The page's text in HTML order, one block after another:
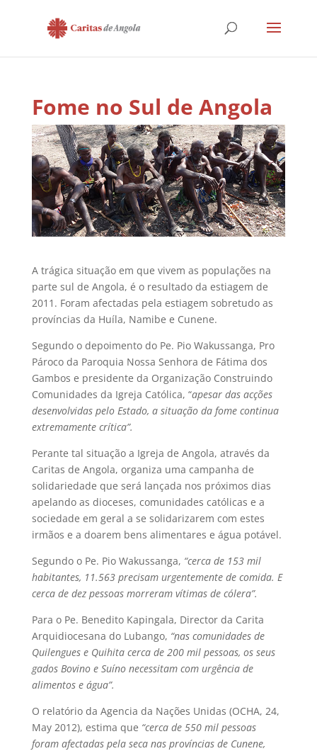
Fome no Sul de Angola
A trágica situação em que vivem as populações na
parte sul de Angola, é o resultado da estiagem de
2011. Foram afectadas pela estiagem sobretudo as
províncias da Huíla, Namibe e Cunene.
Segundo o depoimento do Pe. Pio Wakussanga, Pro
Pároco da Paroquia Nossa Senhora de Fátima dos
Gambos e presidente da Organização Construindo
Comunidades da Igreja Católica, “apesar das acções
desenvolvidas pelo Estado, a situação da fome continua
extremamente crítica”.
Perante tal situação a Igreja de Angola, através da
Caritas de Angola, organiza uma campanha de
solidariedade que será lançada nos próximos dias
apelando as dioceses, comunidades católicas e a
sociedade em geral a se solidarizarem com estes
irmãos e a doarem bens alimentares e água potável.
Segundo o Pe. Pio Wakussanga, “cerca de 153 mil
habitantes, 11.563 precisam urgentemente de comida. E
cerca de dez pessoas morreram vítimas de cólera”.
Para o Pe. Benedito Kapingala, Director da Carita
Arquidiocesana do Lubango, “nas comunidades de
Quilengues e Quihita cerca de 200 mil pessoas, os seus
gados Bovino e Suíno necessitam com urgência de
alimentos e água”.
O relatório da Agencia da Nações Unidas (OCHA, 24,
May 2012), estima que “cerca de 550 mil pessoas
foram afectadas pela seca nas províncias de Cunene,